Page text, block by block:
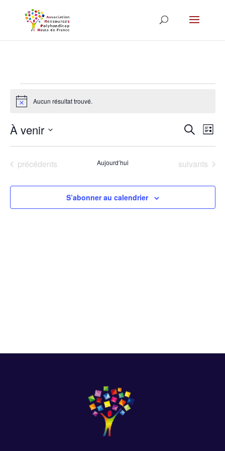
Notice Aucun résultat trouvé.
de
vues
Recherche
de
Liste
À venir
date.Évènements
précédents Aujourd’hui Évènements
suivants
S’abonner au calendrier